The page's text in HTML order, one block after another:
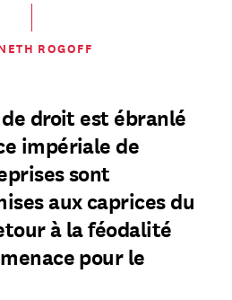
ROGOFF
droit est ébranlé
impériale de
sont
aux caprices du
à la féodalité
pour le